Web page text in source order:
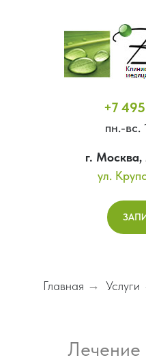
+7
пн.-вс.
г. Москва,
ул.
Главная → Услуги
Лечение